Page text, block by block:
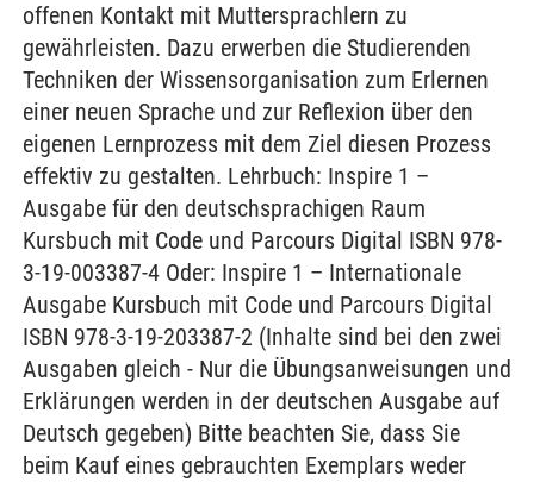
offenen Kontakt mit Muttersprachlern zu
gewährleisten. Dazu erwerben die Studierenden
Techniken der Wissensorganisation zum Erlernen
einer neuen Sprache und zur Reflexion über den
eigenen Lernprozess mit dem Ziel diesen Prozess
effektiv zu gestalten. Lehrbuch: Inspire 1 –
Ausgabe für den deutschsprachigen Raum
Kursbuch mit Code und Parcours Digital ISBN 978-
3-19-003387-4 Oder: Inspire 1 – Internationale
Ausgabe Kursbuch mit Code und Parcours Digital
ISBN 978-3-19-203387-2 (Inhalte sind bei den zwei
Ausgaben gleich - Nur die Übungsanweisungen und
Erklärungen werden in der deutschen Ausgabe auf
Deutsch gegeben) Bitte beachten Sie, dass Sie
beim Kauf eines gebrauchten Exemplars weder